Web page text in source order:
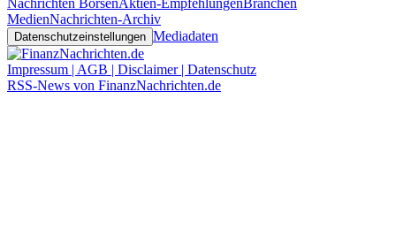
Nachrichten BörsenAktien-Empfehlungen Branchen
MedienNachrichten-Archiv
Datenschutzeinstellungen Mediadaten
Impressum | AGB | Disclaimer | Datenschutz
RSS-News von FinanzNachrichten.de